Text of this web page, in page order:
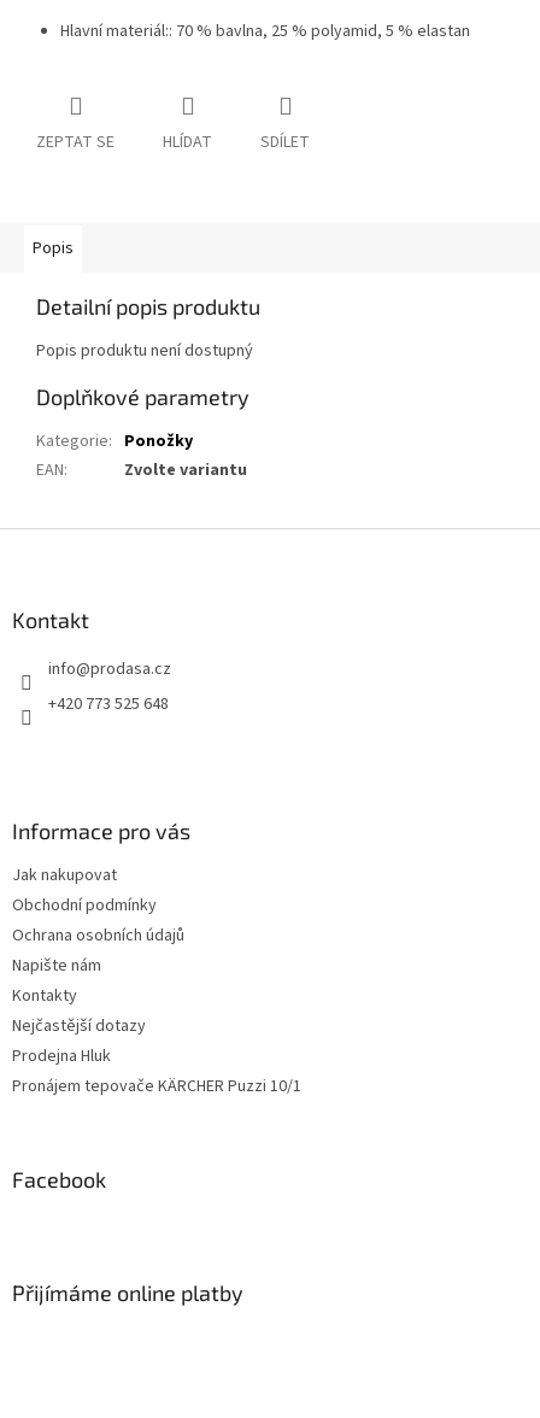
Hlavní materiál:: 70 % bavlna, 25 % polyamid, 5 % elastan
ZEPTAT SE HLÍDAT SDÍLET
Popis
Detailní popis produktu
Popis produktu není dostupný
Doplňkové parametry
Kategorie: Ponožky
EAN: Zvolte variantu
Kontakt
info@prodasa.cz
+420 773 525 648
Informace pro vás
Jak nakupovat
Obchodní podmínky
Ochrana osobních údajů
Napište nám
Kontakty
Nejčastější dotazy
Prodejna Hluk
Pronájem tepovače KÄRCHER Puzzi 10/1
Facebook
Přijímáme online platby